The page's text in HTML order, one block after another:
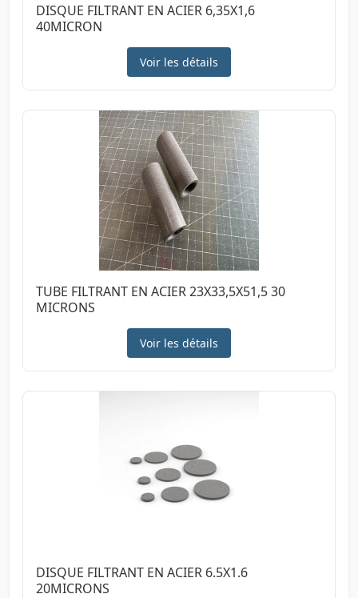
DISQUE FILTRANT EN ACIER 6,35X1,6
40MICRON
Voir les détails
TUBE FILTRANT EN ACIER 23X33,5X51,5 30
MICRONS
Voir les détails
DISQUE FILTRANT EN ACIER 6.5X1.6
20MICRONS